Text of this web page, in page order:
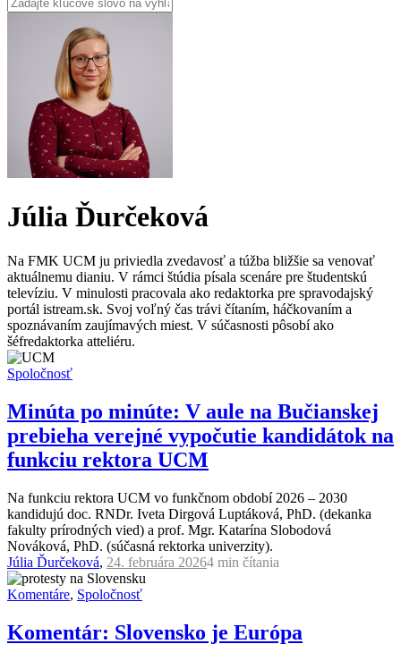
Júlia Ďurčeková
Na FMK UCM ju priviedla zvedavosť a túžba bližšie sa venovať
aktuálnemu dianiu. V rámci štúdia písala scenáre pre študentskú
televíziu. V minulosti pracovala ako redaktorka pre spravodajský
portál istream.sk. Svoj voľný čas trávi čítaním, háčkovaním a
spoznávaním zaujímavých miest. V súčasnosti pôsobí ako
šéfredaktorka atteliéru.
Spoločnosť
Minúta po minúte: V aule na Bučianskej
prebieha verejné vypočutie kandidátok na
funkciu rektora UCM
Na funkciu rektora UCM vo funkčnom období 2026 – 2030
kandidujú doc. RNDr. Iveta Dirgová Luptáková, PhD. (dekanka
fakulty prírodných vied) a prof. Mgr. Katarína Slobodová
Nováková, PhD. (súčasná rektorka univerzity).
Júlia Ďurčeková, 24. februára 20264 min čítania
Komentáre, Spoločnosť
Komentár: Slovensko je Európa